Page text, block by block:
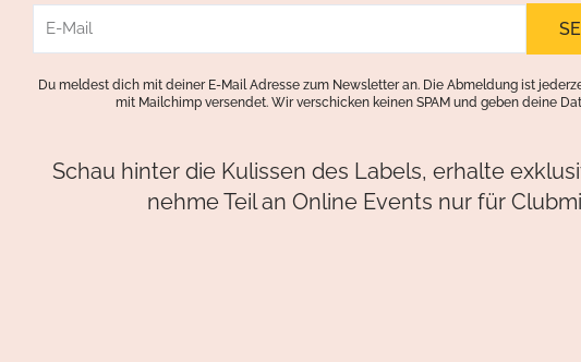
Du meldest dich mit deiner E-Mail Adresse zum Newsletter an. Die Abmeldung ist
mit Mailchimp versendet. Wir verschicken keinen SPAM und geben deine
Schau hinter die Kulissen des Labels, erhalte
nehme Teil an Online Events nur für